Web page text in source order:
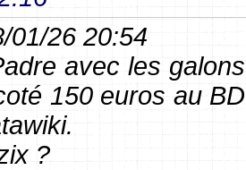
01/26 20:54
avec les
150 euros au
?